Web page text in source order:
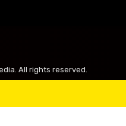
All rights reserved.